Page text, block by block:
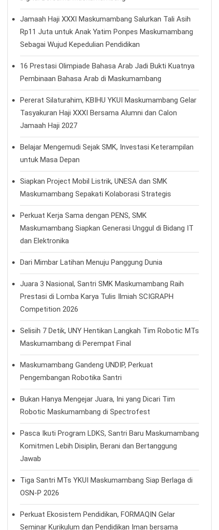
Jamaah Haji XXXI Maskumambang Salurkan Tali Asih
Rp11 Juta untuk Anak Yatim Ponpes Maskumambang
Sebagai Wujud Kepedulian Pendidikan
16 Prestasi Olimpiade Bahasa Arab Jadi Bukti Kuatnya
Pembinaan Bahasa Arab di Maskumambang
Pererat Silaturahim, KBIHU YKUI Maskumambang Gelar
Tasyakuran Haji XXXI Bersama Alumni dan Calon
Jamaah Haji 2027
Belajar Mengemudi Sejak SMK, Investasi Keterampilan
untuk Masa Depan
Siapkan Project Mobil Listrik, UNESA dan SMK
Maskumambang Sepakati Kolaborasi Strategis
Perkuat Kerja Sama dengan PENS, SMK
Maskumambang Siapkan Generasi Unggul di Bidang IT
dan Elektronika
Dari Mimbar Latihan Menuju Panggung Dunia
Juara 3 Nasional, Santri SMK Maskumambang Raih
Prestasi di Lomba Karya Tulis Ilmiah SCIGRAPH
Competition 2026
Selisih 7 Detik, UNY Hentikan Langkah Tim Robotic MTs
Maskumambang di Perempat Final
Maskumambang Gandeng UNDIP, Perkuat
Pengembangan Robotika Santri
Bukan Hanya Mengejar Juara, Ini yang Dicari Tim
Robotic Maskumambang di Spectrofest
Pasca Ikuti Program LDKS, Santri Baru Maskumambang
Komitmen Lebih Disiplin, Berani dan Bertanggung
Jawab
Tiga Santri MTs YKUI Maskumambang Siap Berlaga di
OSN-P 2026
Perkuat Ekosistem Pendidikan, FORMAQIN Gelar
Seminar Kurikulum dan Pendidikan Iman bersama